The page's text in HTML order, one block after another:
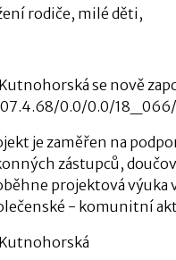
rodiče, milé děti,
se nově
0.0/0.0/18_066/
je zaměřen na
zástupců,
projektová výuka
- komunitní